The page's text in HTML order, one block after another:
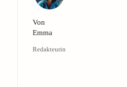
Von
Emma
Redakteurin